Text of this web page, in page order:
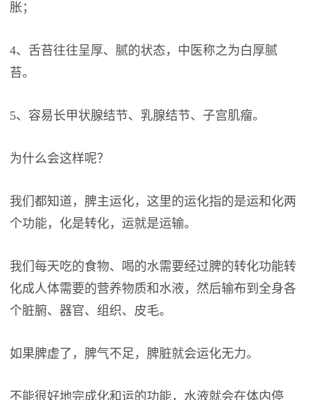
胀；
4、舌苔往往呈厚、腻的状态，中医称之为白厚腻
苔。
5、容易长甲状腺结节、乳腺结节、子宫肌瘤。
为什么会这样呢？
我们都知道，脾主运化，这里的运化指的是运和化两
个功能，化是转化，运就是运输。
我们每天吃的食物、喝的水需要经过脾的转化功能转
化成人体需要的营养物质和水液，然后输布到全身各
个脏腑、器官、组织、皮毛。
如果脾虚了，脾气不足，脾脏就会运化无力。
不能很好地完成化和运的功能，水液就会在体内停